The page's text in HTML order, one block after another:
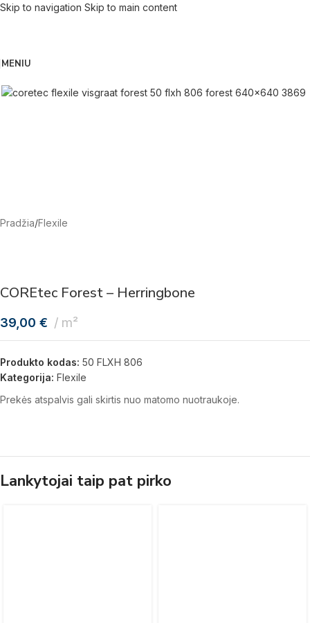
Skip to navigation Skip to main content
MENIU
Pradžia/Flexile
COREtec Forest – Herringbone
39,00 € m²
Produkto kodas: 50 FLXH 806
Kategorija: Flexile
Prekės atspalvis gali skirtis nuo matomo nuotraukoje.
Lankytojai taip pat pirko